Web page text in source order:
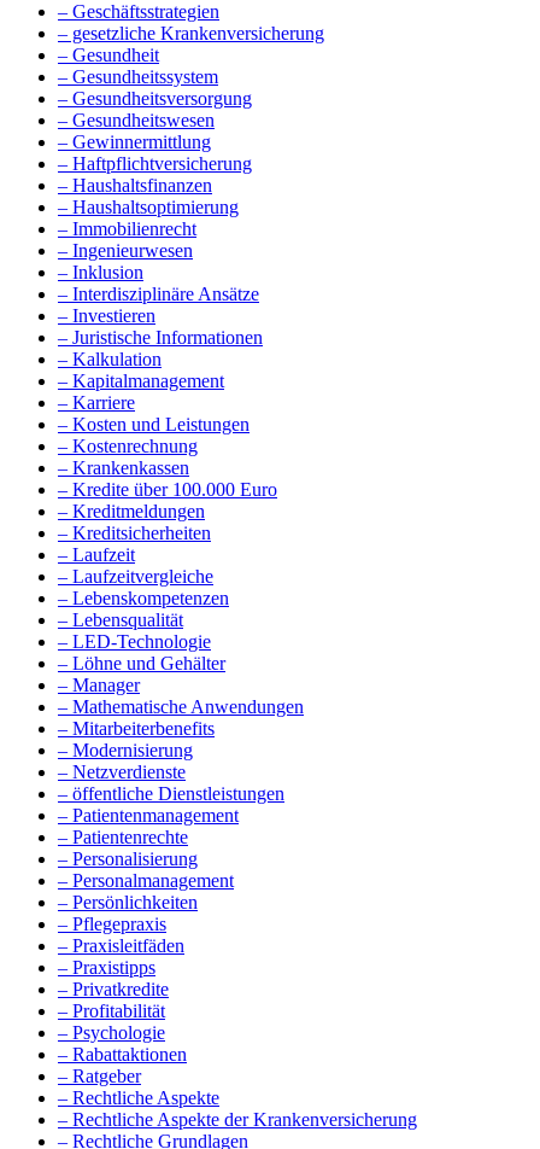
– Geschäftsstrategien
– gesetzliche Krankenversicherung
– Gesundheit
– Gesundheitssystem
– Gesundheitsversorgung
– Gesundheitswesen
– Gewinnermittlung
– Haftpflichtversicherung
– Haushaltsfinanzen
– Haushaltsoptimierung
– Immobilienrecht
– Ingenieurwesen
– Inklusion
– Interdisziplinäre Ansätze
– Investieren
– Juristische Informationen
– Kalkulation
– Kapitalmanagement
– Karriere
– Kosten und Leistungen
– Kostenrechnung
– Krankenkassen
– Kredite über 100.000 Euro
– Kreditmeldungen
– Kreditsicherheiten
– Laufzeit
– Laufzeitvergleiche
– Lebenskompetenzen
– Lebensqualität
– LED-Technologie
– Löhne und Gehälter
– Manager
– Mathematische Anwendungen
– Mitarbeiterbenefits
– Modernisierung
– Netzverdienste
– öffentliche Dienstleistungen
– Patientenmanagement
– Patientenrechte
– Personalisierung
– Personalmanagement
– Persönlichkeiten
– Pflegepraxis
– Praxisleitfäden
– Praxistipps
– Privatkredite
– Profitabilität
– Psychologie
– Rabattaktionen
– Ratgeber
– Rechtliche Aspekte
– Rechtliche Aspekte der Krankenversicherung
– Rechtliche Grundlagen